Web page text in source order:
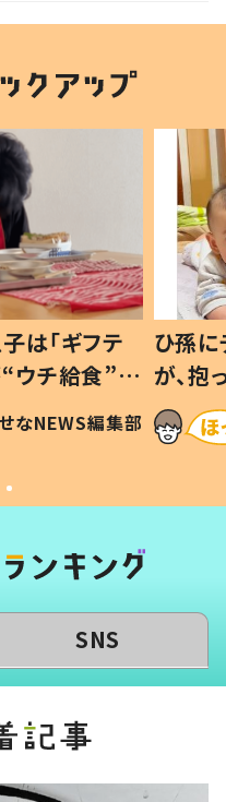
は「ギフテ
ウチ給食”を
#令和の親
せなNEWS編集部
ひ孫
が、
「涙が
い」
SNS